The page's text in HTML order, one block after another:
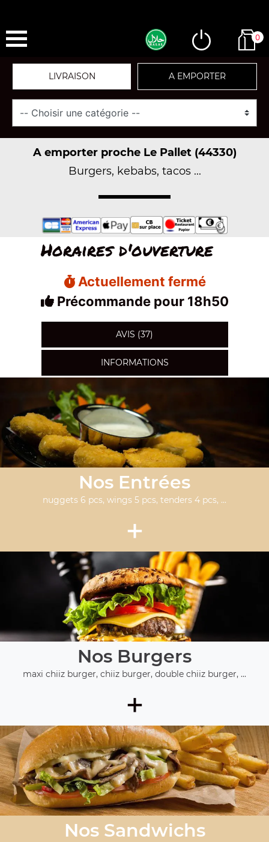
0
LIVRAISON A EMPORTER
A emporter proche Le Pallet (44330)
Burgers, kebabs, tacos ...
Horaires d'ouverture
Actuellement fermé
Précommande pour 18h50
AVIS (37)
INFORMATIONS
Nos Entrées
nuggets 6 pcs, wings 5 pcs, tenders 4 pcs, ...
+
Nos Burgers
maxi chiiz burger, chiiz burger, double chiiz burger, ...
+
Nos Sandwichs